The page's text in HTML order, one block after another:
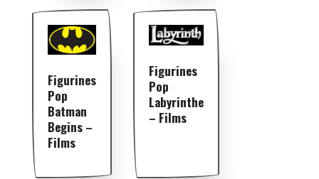
Figurines
Pop
Batman
Begins –
Films
Figurines
Pop
Labyrinthe
– Films